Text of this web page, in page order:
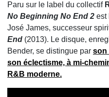
Paru sur le label du collectif
No Beginning No End 2 est
José James, successeur
End (2013). Le disque,
Bender, se distingue par son
son éclectisme, à
R&B moderne.